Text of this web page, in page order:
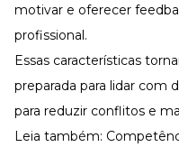
motivar e oferecer
profissional.
Essas características
preparada para lidar com
para reduzir conflitos e
Leia também: